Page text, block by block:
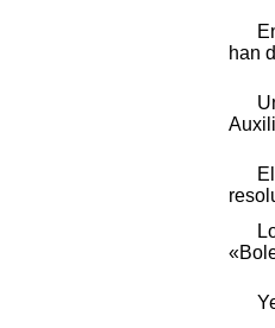
han